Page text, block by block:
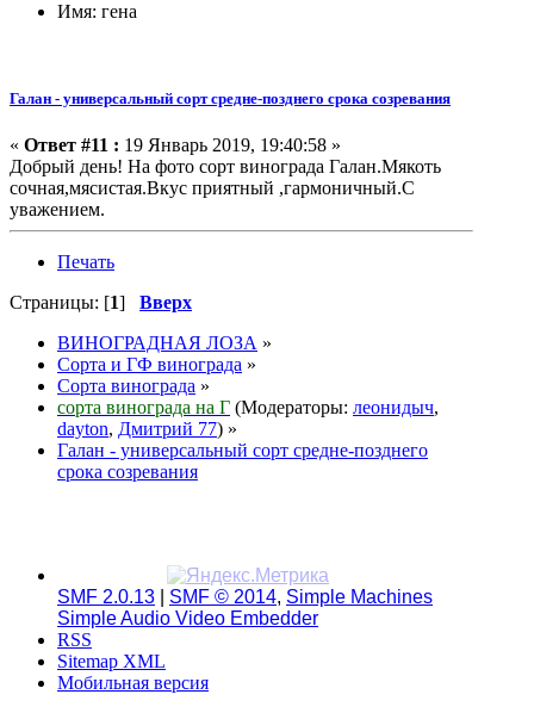
Имя: гена
Галан - универсальный сорт средне-позднего срока созревания
« Ответ #11 : 19 Январь 2019, 19:40:58 »
Добрый день! На фото сорт винограда Галан.Мякоть
сочная,мясистая.Вкус приятный ,гармоничный.С
уважением.
Печать
Страницы: [1] Вверх
ВИНОГРАДНАЯ ЛОЗА »
Сорта и ГФ винограда »
Сорта винограда »
сорта винограда на Г (Модераторы: леонидыч,
dayton, Дмитрий 77) »
Галан - универсальный сорт средне-позднего
срока созревания
SMF 2.0.13 SMF © 2014, Simple Machines
Simple Audio Video Embedder
RSS
Sitemap XML
Мобильная версия